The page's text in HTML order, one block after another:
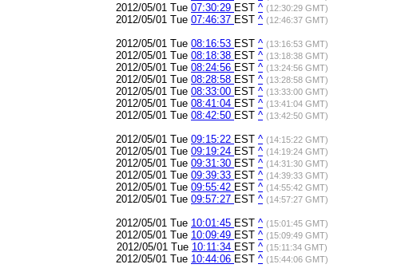
2012/05/01 Tue 07:30:29 EST ^ (12:30:29 GMT)
2012/05/01 Tue 07:46:37 EST ^ (12:46:37 GMT)
2012/05/01 Tue 08:16:53 EST ^ (13:16:53 GMT)
2012/05/01 Tue 08:18:38 EST ^ (13:18:38 GMT)
2012/05/01 Tue 08:24:56 EST ^ (13:24:56 GMT)
2012/05/01 Tue 08:28:58 EST ^ (13:28:58 GMT)
2012/05/01 Tue 08:33:00 EST ^ (13:33:00 GMT)
2012/05/01 Tue 08:41:04 EST ^ (13:41:04 GMT)
2012/05/01 Tue 08:42:50 EST ^ (13:42:50 GMT)
2012/05/01 Tue 09:15:22 EST ^ (14:15:22 GMT)
2012/05/01 Tue 09:19:24 EST ^ (14:19:24 GMT)
2012/05/01 Tue 09:31:30 EST ^ (14:31:30 GMT)
2012/05/01 Tue 09:39:33 EST ^ (14:39:33 GMT)
2012/05/01 Tue 09:55:42 EST ^ (14:55:42 GMT)
2012/05/01 Tue 09:57:27 EST ^ (14:57:27 GMT)
2012/05/01 Tue 10:01:45 EST ^ (15:01:45 GMT)
2012/05/01 Tue 10:09:49 EST ^ (15:09:49 GMT)
2012/05/01 Tue 10:11:34 EST ^ (15:11:34 GMT)
2012/05/01 Tue 10:44:06 EST ^ (15:44:06 GMT)